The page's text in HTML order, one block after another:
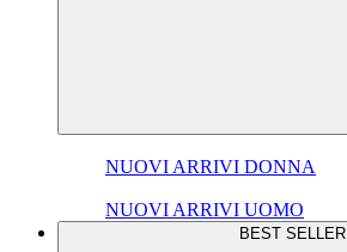
NUOVI ARRIVI DONNA
NUOVI ARRIVI UOMO
BEST SELLER